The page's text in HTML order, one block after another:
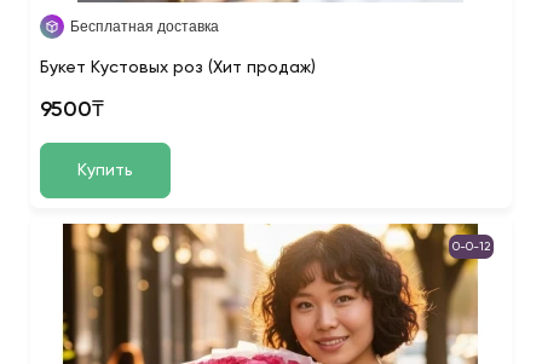
Бесплатная доставка
Букет Кустовых роз (Хит продаж)
9500₸
Купить
0-0-12